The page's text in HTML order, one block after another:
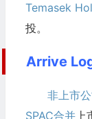
Temasek
投。
Arrive
非上市
SPAC合并上